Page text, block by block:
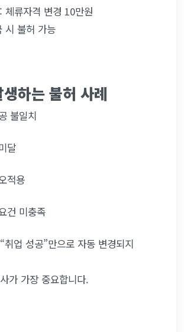
류자격 변경 10만원
시 불허 가능
하는 불허 사례
불일치
달
적용
건 미충족
취업 성공”만으로 자동 변경되지
가 가장 중요합니다.